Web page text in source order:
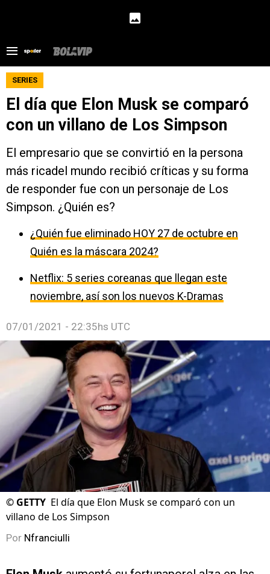
SERIES
El día que Elon Musk se comparó
con un villano de Los Simpson
El empresario que se convirtió en la persona
más ricadel mundo recibió críticas y su forma
de responder fue con un personaje de Los
Simpson. ¿Quién es?
¿Quién fue eliminado HOY 27 de octubre en
Quién es la máscara 2024?
Netflix: 5 series coreanas que llegan este
noviembre, así son los nuevos K-Dramas
07/01/2021 - 22:35hs UTC
© GETTY El día que Elon Musk se comparó con un
villano de Los Simpson
Por Nfranciulli